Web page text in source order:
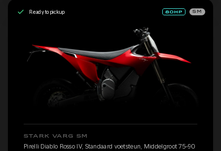
Ready to pickup SM
STARK VARG SM
Pirelli Diablo Rosso IV, Standaard voetsteun, Middelgroot 75-90